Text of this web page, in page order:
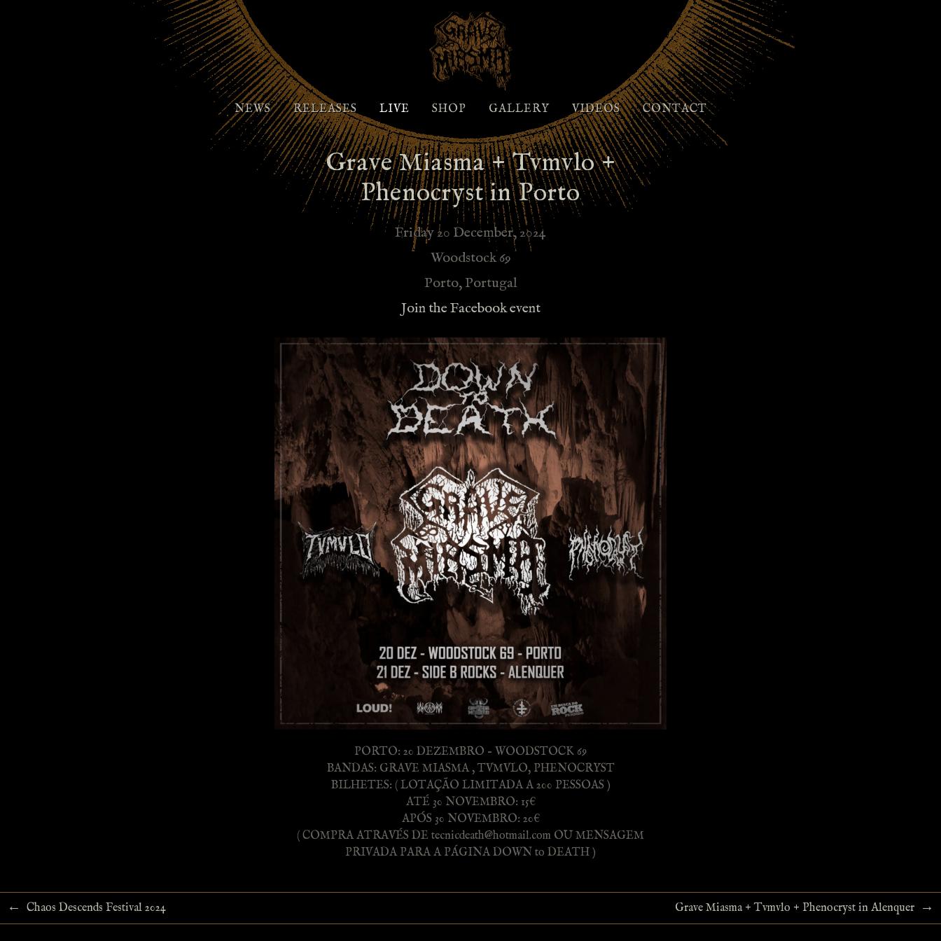
NEWS RELEASES LIVE SHOP GALLERY VIDEOS CONTACT
Grave Miasma + Tvmvlo +
Phenocryst in Porto
Friday 20 December, 2024
Woodstock 69
Porto, Portugal
Join the Facebook event
PORTO: 20 DEZEMBRO – WOODSTOCK 69
BANDAS: GRAVE MIASMA , TVMVLO, PHENOCRYST
BILHETES: ( LOTAÇÃO LIMITADA A 200 PESSOAS )
ATÉ 30 NOVEMBRO: 15€
APÓS 30 NOVEMBRO: 20€
( COMPRA ATRAVÉS DE tecnicdeath@hotmail.com OU MENSAGEM
PRIVADA PARA A PÁGINA DOWN to DEATH )
← Chaos Descends Festival 2024 Grave Miasma + Tvmvlo + Phenocryst in Alenquer →